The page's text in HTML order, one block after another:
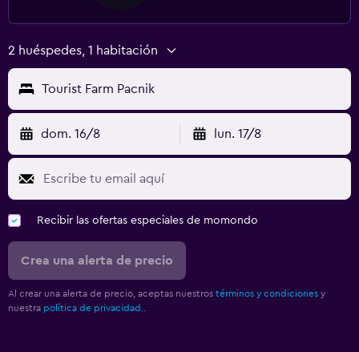
2 huéspedes, 1 habitación
Tourist Farm Pacnik
dom. 16/8 lun. 17/8
Recibir las ofertas especiales de momondo
Crea una alerta de precio
Al crear una alerta de precio, aceptas nuestros términos y condiciones y
nuestra política de privacidad.